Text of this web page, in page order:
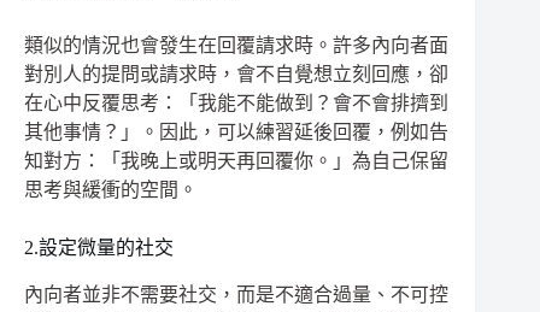
類似的情況也會發生在回覆請求時。許多內向者面
對別人的提問或請求時，會不自覺想立刻回應，卻
在心中反覆思考：「我能不能做到？會不會排擠到
其他事情？」。因此，可以練習延後回覆，例如告
知對方：「我晚上或明天再回覆你。」為自己保留
思考與緩衝的空間。
2.設定微量的社交
內向者並非不需要社交，而是不適合過量、不可控